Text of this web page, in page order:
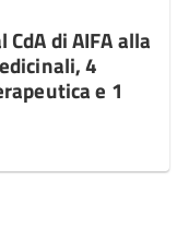
di AIFA alla
4
e 1